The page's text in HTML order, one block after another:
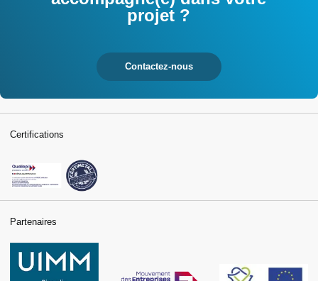
projet ?
Contactez-nous
Certifications
Partenaires